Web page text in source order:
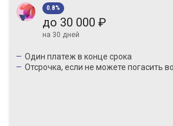
0.8%
до 30 000 ₽
на 30 дней
Один платеж в конце срокa
Отсрочка, если не можете погасить